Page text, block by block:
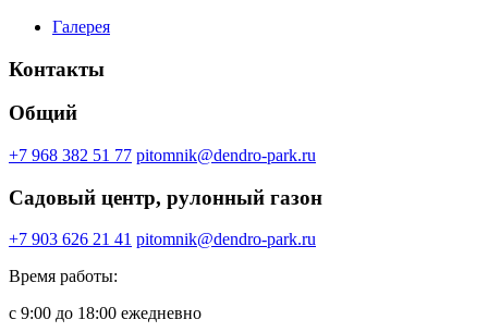
Галерея
Контакты
Общий
+7 968 382 51 77 pitomnik@dendro-park.ru
Садовый центр, рулонный газон
+7 903 626 21 41 pitomnik@dendro-park.ru
Время работы:
с 9:00 до 18:00 ежедневно